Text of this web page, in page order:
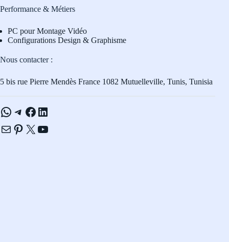
Performance & Métiers
PC pour Montage Vidéo
Configurations Design & Graphisme
Nous contacter :
5 bis rue Pierre Mendès France 1082 Mutuelleville, Tunis, Tunisia
WhatsApp
Telegram
Facebook
LinkedIn
E-mailPinterest
X YouTube